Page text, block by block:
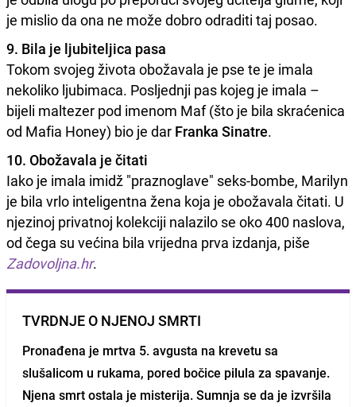
je mislio da ona ne može dobro odraditi taj posao.
9. Bila je ljubiteljica pasa
Tokom svojeg života obožavala je pse te je imala
nekoliko ljubimaca. Posljednji pas kojeg je imala –
bijeli maltezer pod imenom Maf (što je bila skraćenica
od Mafia Honey) bio je dar Franka Sinatre.
10. Obožavala je čitati
Iako je imala imidž "praznoglave" seks-bombe, Marilyn
je bila vrlo inteligentna žena koja je obožavala čitati. U
njezinoj privatnoj kolekciji nalazilo se oko 400 naslova,
od čega su većina bila vrijedna prva izdanja, piše
Zadovoljna.hr.
TVRDNJE O NJENOJ SMRTI
Pronađena je mrtva 5. avgusta na krevetu sa
slušalicom u rukama, pored bočice pilula za spavanje.
Njena smrt ostala je misterija. Sumnja se da je izvršila